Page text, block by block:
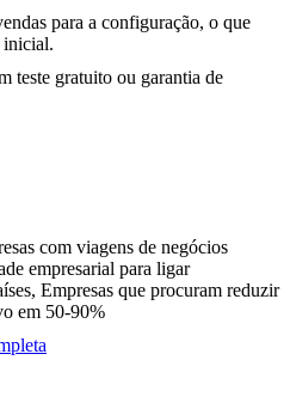
para a configuração, o que
inicial.
teste gratuito ou garantia de
com viagens de negócios
empresarial para ligar
Empresas que procuram reduzir
em 50-90%